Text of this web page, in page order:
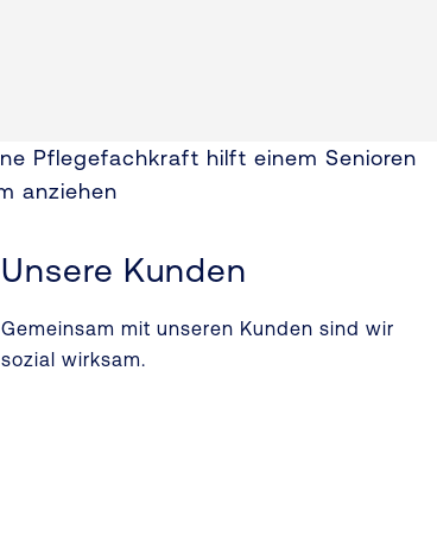
Unsere Kunden
Gemeinsam mit unseren Kunden sind wir
sozial wirksam.